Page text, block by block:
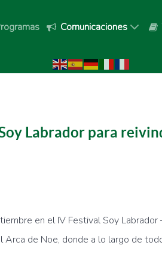
Comunicaciones
Labrador para
en el IV Festival Soy
Arca de Noe, donde a lo largo de